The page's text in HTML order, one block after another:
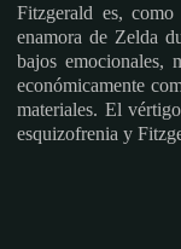
Fitzgerald es,
enamora de Zelda
bajos emocionales,
económicamente
materiales. El
esquizofrenia y